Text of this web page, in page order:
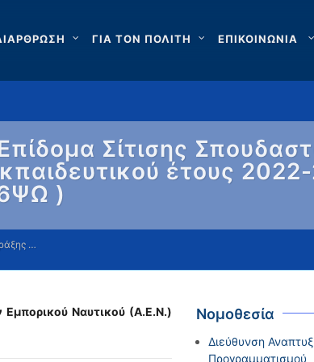
ΓΙΑ ΤΟΝ ΠΟΛΙΤΗ ΕΠΙΚΟΙΝΩΝΙΑ
Σίτισης
έτους
)
…
Ναυτικού (Α.Ε.Ν.)
Νομοθεσία
Διεύθυνση
Προγραμματισμού